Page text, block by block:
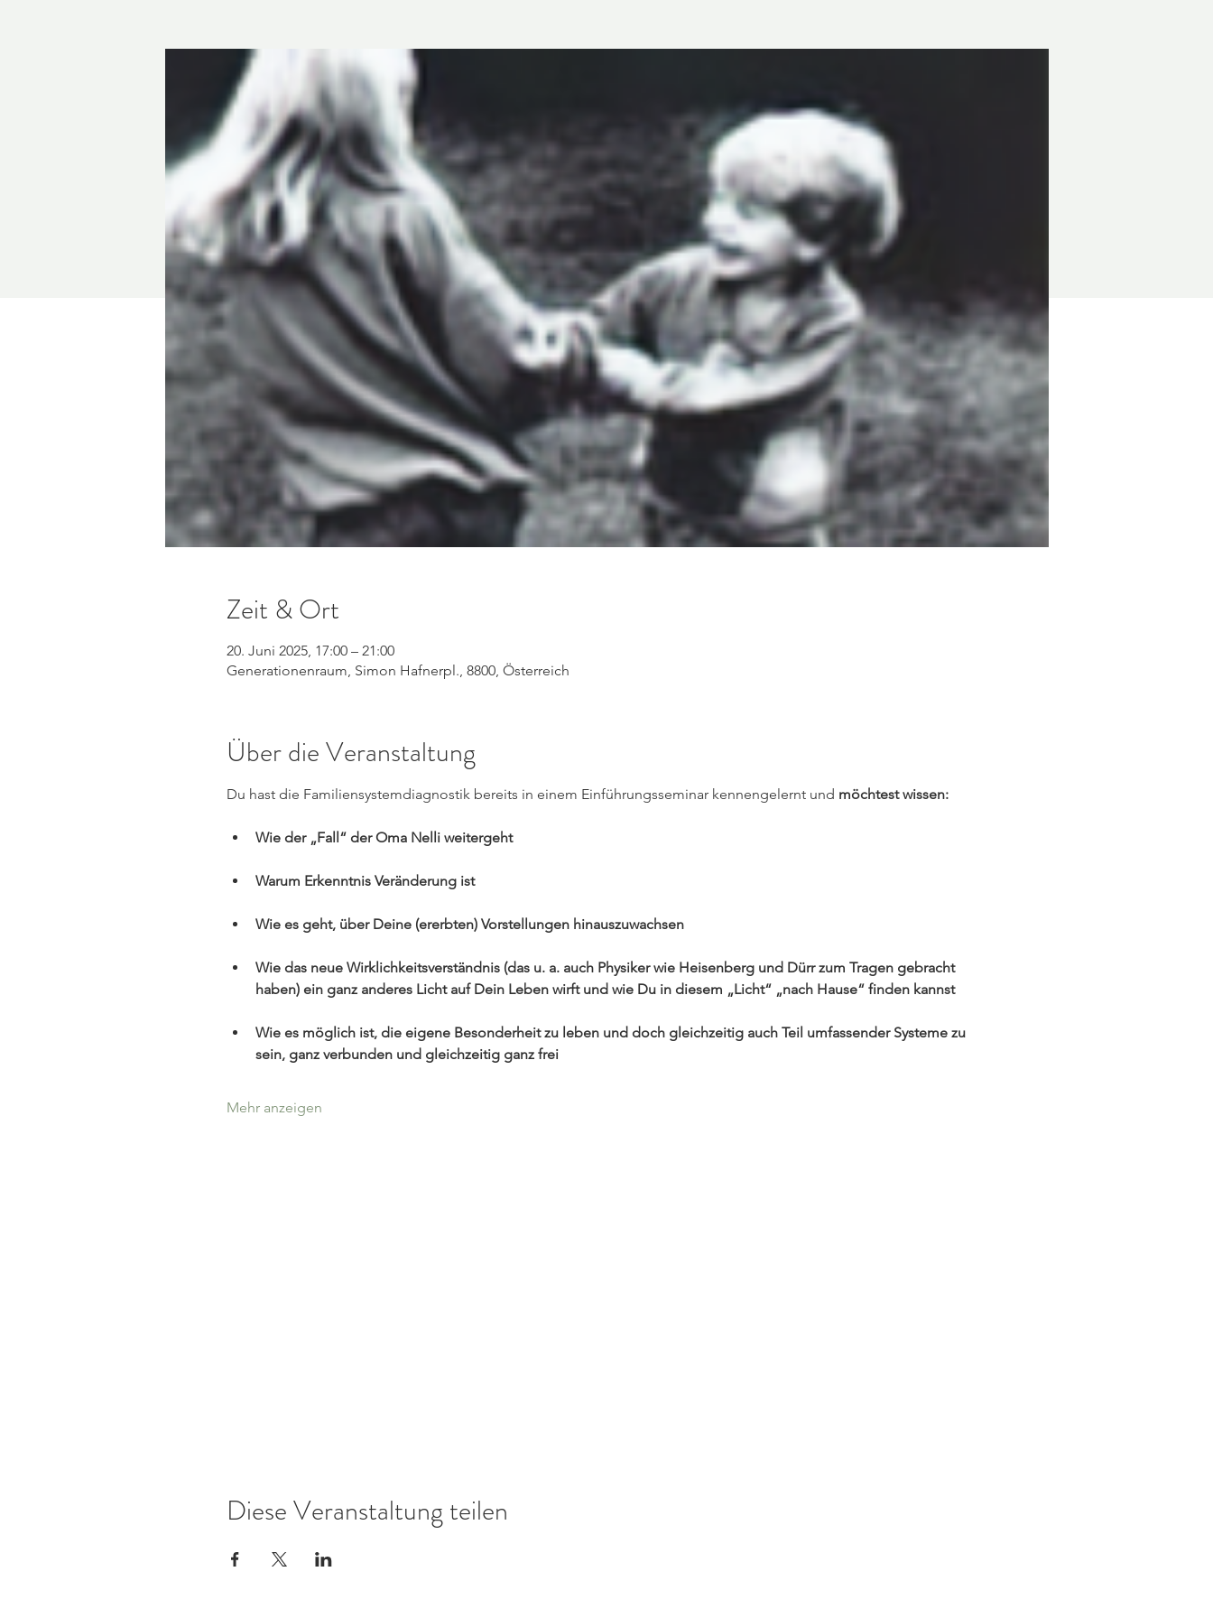
Zeit & Ort
20. Juni 2025, 17:00 – 21:00
Generationenraum, Simon Hafnerpl., 8800, Österreich
Über die Veranstaltung
Du hast die Familiensystemdiagnostik bereits in einem Einführungsseminar kennengelernt und möchtest wissen:
Wie der „Fall“ der Oma Nelli weitergeht
Warum Erkenntnis Veränderung ist
Wie es geht, über Deine (ererbten) Vorstellungen hinauszuwachsen
Wie das neue Wirklichkeitsverständnis (das u. a. auch Physiker wie Heisenberg und Dürr zum Tragen gebracht
haben) ein ganz anderes Licht auf Dein Leben wirft und wie Du in diesem „Licht“ „nach Hause“ finden kannst
Wie es möglich ist, die eigene Besonderheit zu leben und doch gleichzeitig auch Teil umfassender Systeme zu
sein, ganz verbunden und gleichzeitig ganz frei
Mehr anzeigen
Diese Veranstaltung teilen